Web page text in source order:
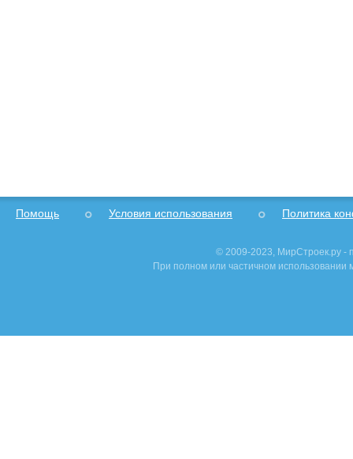
Помощь Условия использования Политика
© 2009-2023, МирСтроек.ру -
При полном или частичном использовании